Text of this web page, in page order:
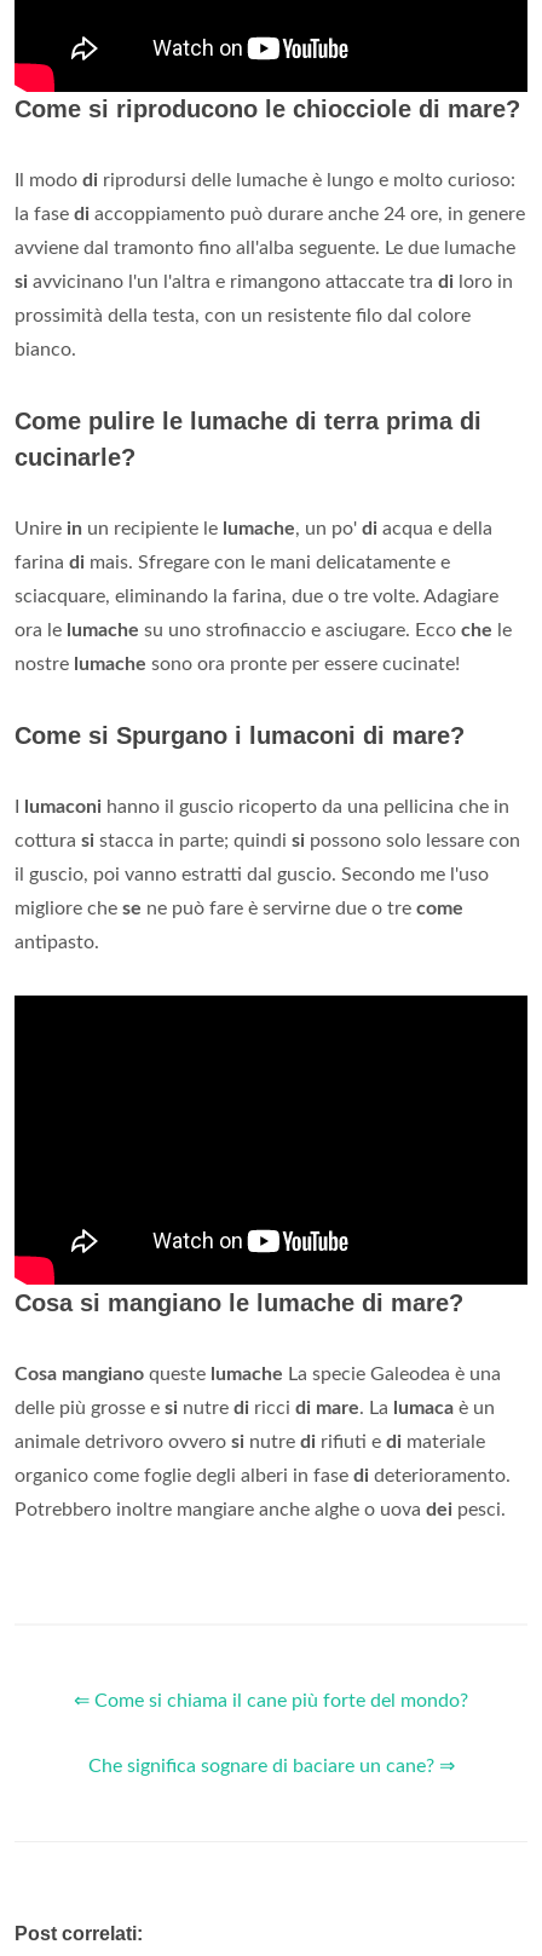
Come si riproducono le chiocciole di mare?
Il modo di riprodursi delle lumache è lungo e molto curioso:
la fase di accoppiamento può durare anche 24 ore, in genere
avviene dal tramonto fino all'alba seguente. Le due lumache
si avvicinano l'un l'altra e rimangono attaccate tra di loro in
prossimità della testa, con un resistente filo dal colore
bianco.
Come pulire le lumache di terra prima di
cucinarle?
Unire in un recipiente le lumache, un po' di acqua e della
farina di mais. Sfregare con le mani delicatamente e
sciacquare, eliminando la farina, due o tre volte. Adagiare
ora le lumache su uno strofinaccio e asciugare. Ecco che le
nostre lumache sono ora pronte per essere cucinate!
Come si Spurgano i lumaconi di mare?
lumaconi hanno il guscio ricoperto da una pellicina che in
cottura si stacca in parte; quindi si possono solo lessare con
il guscio, poi vanno estratti dal guscio. Secondo me l'uso
migliore che se ne può fare è servirne due o tre come
antipasto.
Cosa si mangiano le lumache di mare?
Cosa mangiano queste lumache La specie Galeodea è una
delle più grosse e si nutre di ricci di mare. La lumaca è un
animale detrivoro ovvero si nutre di rifiuti e di materiale
organico come foglie degli alberi in fase di deterioramento.
Potrebbero inoltre mangiare anche alghe o uova dei pesci.
⇐ Come si chiama il cane più forte del mondo?
Che significa sognare di baciare un cane? ⇒
Post correlati: